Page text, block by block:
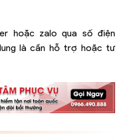
hoặc zalo qua số điện
là cần hỗ trợ hoặc tư